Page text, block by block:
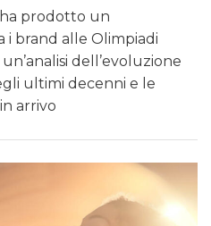
prodotto un
i brand alle Olimpiadi
dell’evoluzione
ultimi decenni e le
arrivo